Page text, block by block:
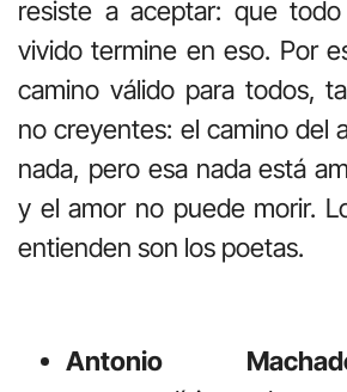
resiste a aceptar: que
vivido termine en eso. Por
camino válido para todos,
no creyentes: el camino del
nada, pero esa nada está
y el amor no puede morir.
entienden son los poetas.
Antonio